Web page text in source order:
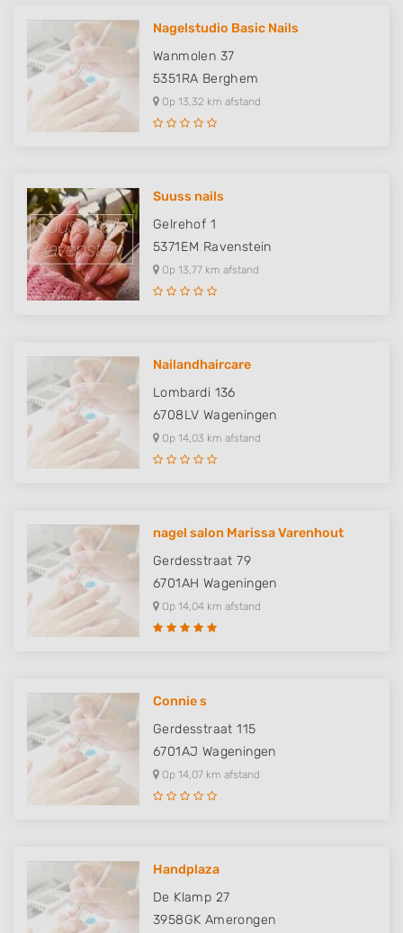
Nagelstudio Basic Nails
Wanmolen 37
5351RA Berghem
Op 13,32 km afstand
Suuss nails
Gelrehof 1
5371EM Ravenstein
Op 13,77 km afstand
Nailandhaircare
Lombardi 136
6708LV Wageningen
Op 14,03 km afstand
nagel salon Marissa Varenhout
Gerdesstraat 79
6701AH Wageningen
Op 14,04 km afstand
Connie s
Gerdesstraat 115
6701AJ Wageningen
Op 14,07 km afstand
Handplaza
De Klamp 27
3958GK Amerongen